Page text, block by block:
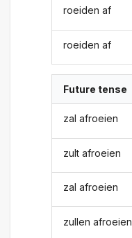
roeiden af
roeiden af
Future tense
zal afroeien
zult afroeien
zal afroeien
zullen afroeien